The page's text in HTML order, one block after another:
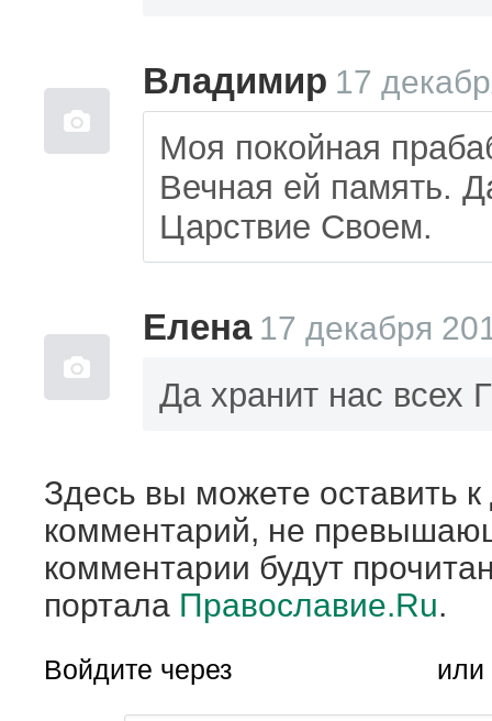
Владимир 17
Моя покойная
Вечная ей память.
Царствие Своем.
Елена 17 декабря
Да хранит нас всех
Здесь вы можете оставить к
комментарий, не
комментарии будут
портала Православие.Ru.
Войдите через или